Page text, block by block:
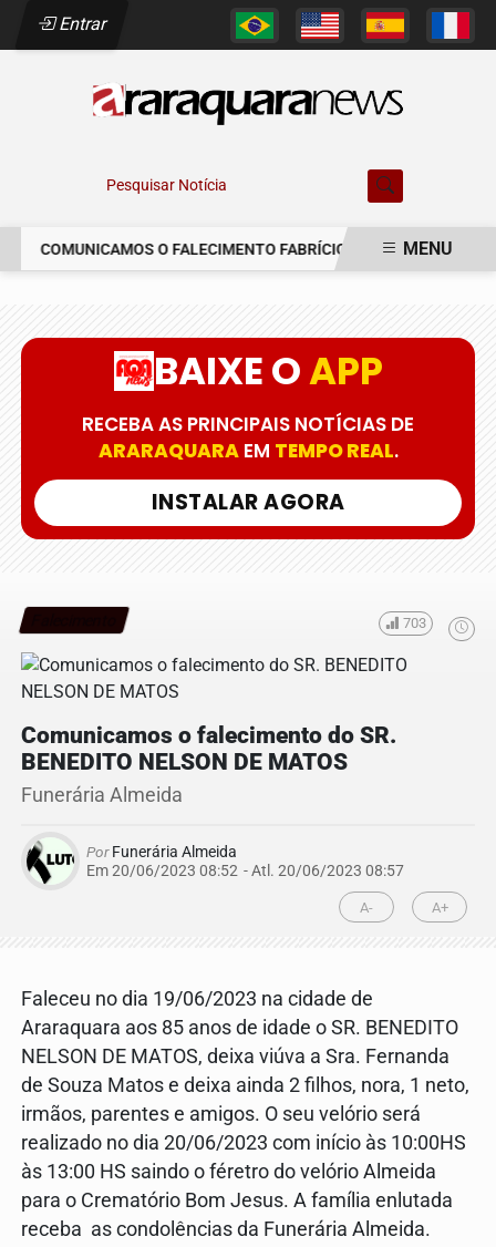
Entrar
Pesquisar Notícia
COMUNICAMOS O FALECIMENTO FABRÍCIO AUGUSTO FERREIRA
MENU
BAIXE OAPP
RECEBA AS PRINCIPAIS NOTÍCIAS DE
ARARAQUARAEM TEMPO REAL.
INSTALAR AGORA
703
Comunicamos o falecimento do SR.
BENEDITO NELSON DE MATOS
Funerária Almeida
PorFunerária Almeida
Em 20/06/2023 08:52 - Atl. 20/06/2023 08:57
A- A+
Faleceu no dia 19/06/2023 na cidade de
Araraquara aos 85 anos de idade o SR. BENEDITO
NELSON DE MATOS, deixa viúva a Sra. Fernanda
de Souza Matos e deixa ainda 2 filhos, nora, 1 neto,
irmãos, parentes e amigos. O seu velório será
realizado no dia 20/06/2023 com início às 10:00HS
às 13:00 HS saindo o féretro do velório Almeida
para o Crematório Bom Jesus. A família enlutada
receba as condolências da Funerária Almeida.